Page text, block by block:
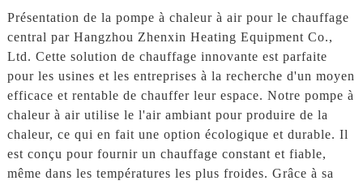
Présentation de la pompe à chaleur à air pour le chauffage
central par Hangzhou Zhenxin Heating Equipment Co.,
Ltd. Cette solution de chauffage innovante est parfaite
pour les usines et les entreprises à la recherche d'un moyen
efficace et rentable de chauffer leur espace. Notre pompe à
chaleur à air utilise le l'air ambiant pour produire de la
chaleur, ce qui en fait une option écologique et durable. Il
est conçu pour fournir un chauffage constant et fiable,
même dans les températures les plus froides. Grâce à sa